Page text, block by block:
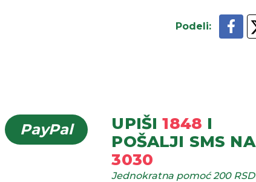
Podeli:
PayPal UPIŠI 1848 I
POŠALJI SMS NA
3030
Jednokratna pomoć200 RSD